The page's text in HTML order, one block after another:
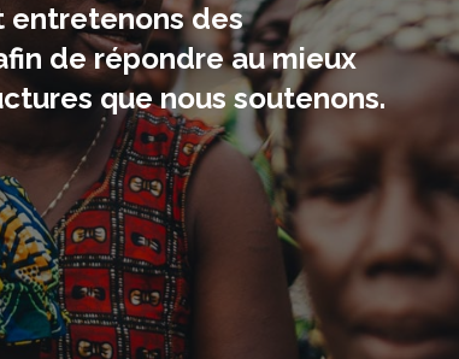
entretenons des
de répondre au mieux
que nous soutenons.